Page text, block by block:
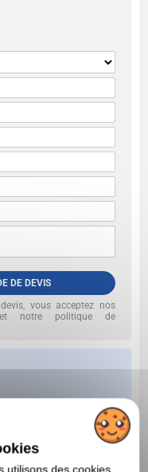
DE DEVIS
vous acceptez nos
et notre politique de
utilisons des cookies